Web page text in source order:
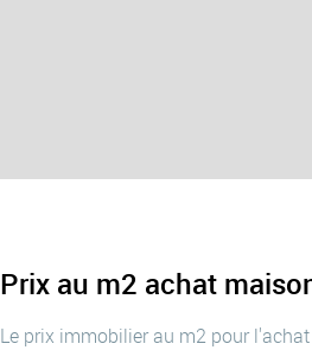
Prix au m2 achat
Le prix immobilier au m2 pour